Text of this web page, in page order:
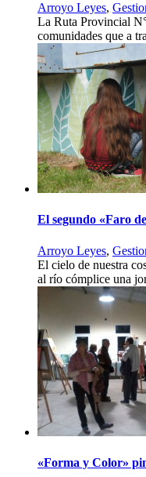
Arroyo Leyes,
La Ruta Provincial
comunidades que a
El segundo «Faro
Arroyo Leyes,
El cielo de nuestra
al río cómplice una
«Forma y Color»